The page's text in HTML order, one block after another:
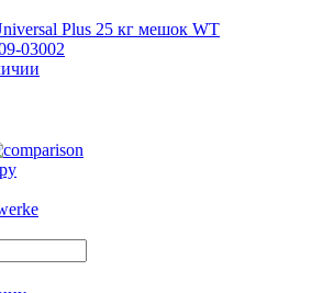
Plus 25 кг мешок WT
03002